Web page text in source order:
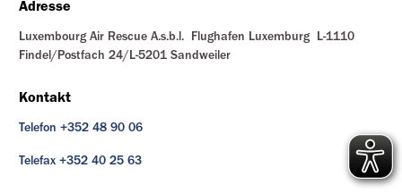
Adresse
Luxembourg Air Rescue A.s.b.l. Flughafen Luxemburg L-1110
Findel/Postfach 24/L-5201 Sandweiler
Kontakt
Telefon +352 48 90 06
Telefax +352 40 25 63